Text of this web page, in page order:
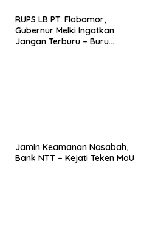
RUPS LB PT. Flobamor,
Gubernur Melki Ingatkan
Jangan Terburu – Buru
Jamin Keamanan Nasabah,
Bank NTT – Kejati Teken MoU